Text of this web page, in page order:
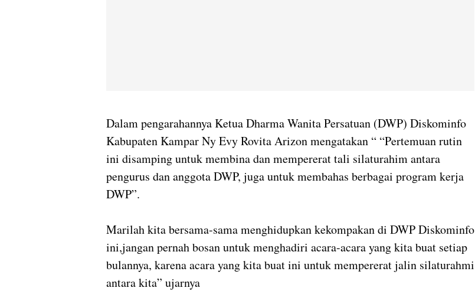
Dalam pengarahannya Ketua Dharma Wanita Persatuan (DWP) Diskominfo
Kabupaten Kampar Ny Evy Rovita Arizon mengatakan “ “Pertemuan rutin
ini disamping untuk membina dan mempererat tali silaturahim antara
pengurus dan anggota DWP, juga untuk membahas berbagai program kerja
DWP”.
Marilah kita bersama-sama menghidupkan kekompakan di DWP Diskominfo
ini,jangan pernah bosan untuk menghadiri acara-acara yang kita buat setiap
bulannya, karena acara yang kita buat ini untuk mempererat jalin silaturahmi
antara kita” ujarnya